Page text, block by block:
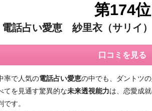
第174位
電話占い愛恵 紗里衣（サリイ
口コミを見る
率で人気の電話占い愛恵の中でも、ダントツ
てを見通す驚異的な未来透視能力は、恋愛成
す。